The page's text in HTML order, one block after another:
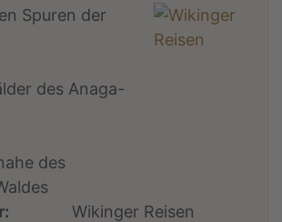
Spuren der
des Anaga-
des
Wikinger Reisen